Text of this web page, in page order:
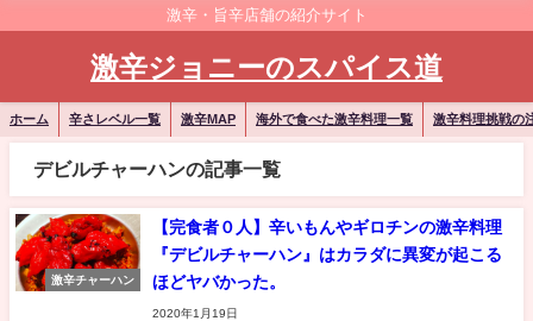
激辛・旨辛店舗の紹介サイト
激辛ジョニーのスパイス道
ホーム 辛さレベル一覧 激辛MAP 海外で食べた激辛料理一覧 激辛料理挑戦の
デビルチャーハンの記事一覧
激辛チャーハン
【完食者０人】辛いもんやギロチンの激辛料理
『デビルチャーハン』はカラダに異変が起こる
ほどヤバかった。
2020年1月19日